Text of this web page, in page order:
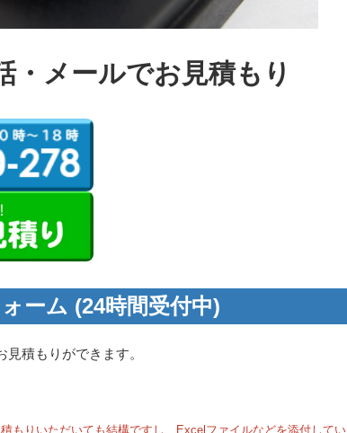
・メールでお見積もり
ーム (24時間受付中)
積もりができます。
もりいただいても結構ですし、Excelファイルなどを添付してい